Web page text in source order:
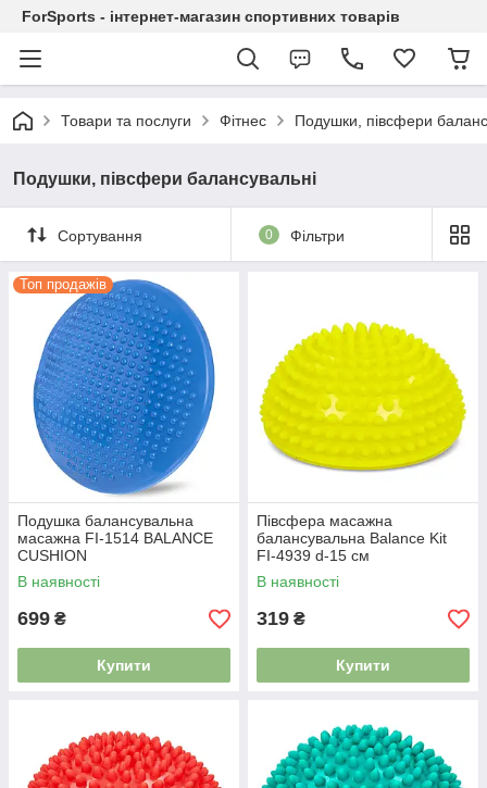
ForSports - інтернет-магазин спортивних товарів
Товари та послуги Фітнес Подушки, півсфери
Подушки, півсфери балансувальні
Сортування 0 Фільтри
Топ продажів
Подушка балансувальна
масажна FI-1514 BALANCE
CUSHION
В наявності
699 ₴
Купити
Півсфера масажна
балансувальна Balance Kit
FI-4939 d-15 см
В наявності
319 ₴
Купити